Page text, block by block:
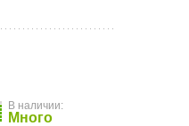
В наличии:
Много